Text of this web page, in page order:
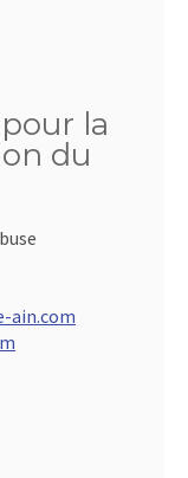
la
du
ain.com